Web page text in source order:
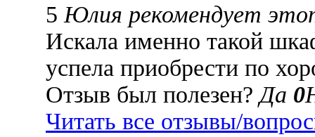
5 Юлия рекомендует
Искала именно такой
успела приобрести по
Отзыв был полезен?Да 0
Читать все отзывы/